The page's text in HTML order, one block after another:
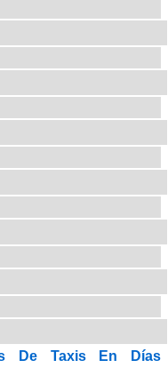
De Taxis En Días